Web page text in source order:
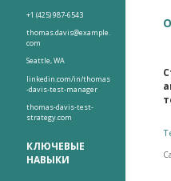
+1 (425) 987-6543
thomas.davis@example.
com
Seattle, WA
linkedin.com/in/thomas
-davis-test-manager
thomas-davis-test-
strategy.com
КЛЮЧЕВЫЕ
НАВЫКИ